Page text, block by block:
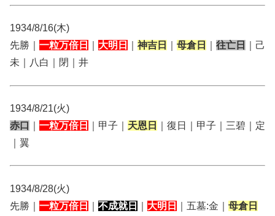
1934/8/16(木)
先勝｜ 一粒万倍日 大明日 神吉日 母倉日 往亡日
｜己
未｜八白｜閉｜井
1934/8/21(火)
赤口
一粒万倍日 ｜甲子｜ 天恩日
｜復日｜甲子｜三碧｜定
｜翼
1934/8/28(火)
先勝｜ 一粒万倍日 不成就日 大明日 ｜五墓:金｜ 母倉日